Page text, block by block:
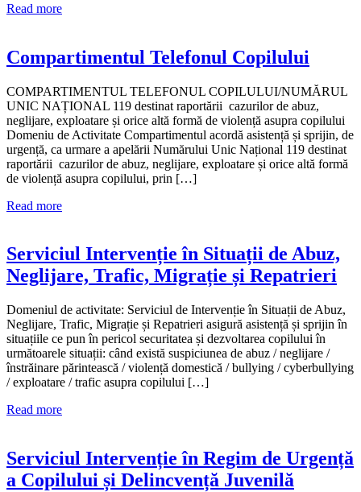
Read more
Compartimentul Telefonul Copilului
COMPARTIMENTUL TELEFONUL COPILULUI/NUMĂRUL
UNIC NAȚIONAL 119 destinat raportării cazurilor de abuz,
neglijare, exploatare și orice altă formă de violență asupra copilului
Domeniu de Activitate Compartimentul acordă asistență și sprijin, de
urgență, ca urmare a apelării Numărului Unic Național 119 destinat
raportării cazurilor de abuz, neglijare, exploatare și orice altă formă
de violență asupra copilului, prin […]
Read more
Serviciul Intervenție în Situații de Abuz,
Neglijare, Trafic, Migrație și Repatrieri
Domeniul de activitate: Serviciul de Intervenție în Situații de Abuz,
Neglijare, Trafic, Migrație și Repatrieri asigură asistență și sprijin în
situațiile ce pun în pericol securitatea și dezvoltarea copilului în
următoarele situații: când există suspiciunea de abuz / neglijare /
înstrăinare părintească / violență domestică / bullying / cyberbullying
/ exploatare / trafic asupra copilului […]
Read more
Serviciul Intervenție în Regim de Urgență
a Copilului și Delincvență Juvenilă